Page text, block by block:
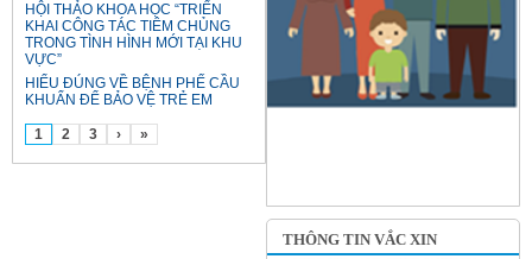
HỘI THẢO KHOA HỌC “TRIỂN
KHAI CÔNG TÁC TIÊM CHỦNG
TRONG TÌNH HÌNH MỚI TẠI KHU
VỰC”
HIỂU ĐÚNG VỀ BỆNH PHẾ CẦU
KHUẨN ĐỂ BẢO VỆ TRẺ EM
1 2 3 › »
THÔNG TIN VẮC XIN